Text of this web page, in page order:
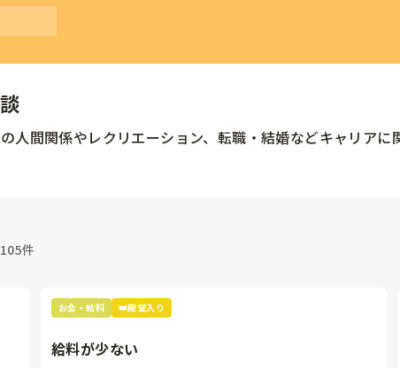
人間関係やレクリエーション、転職・結婚などキャリア
件
お金・給料 👑殿堂入り
給料が少ない